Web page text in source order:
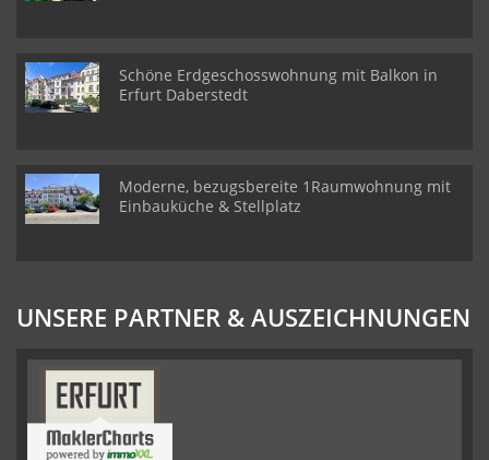
Schöne Erdgeschosswohnung mit Balkon in
Erfurt Daberstedt
Moderne, bezugsbereite 1Raumwohnung mit
Einbauküche & Stellplatz
UNSERE PARTNER & AUSZEICHNUNGEN